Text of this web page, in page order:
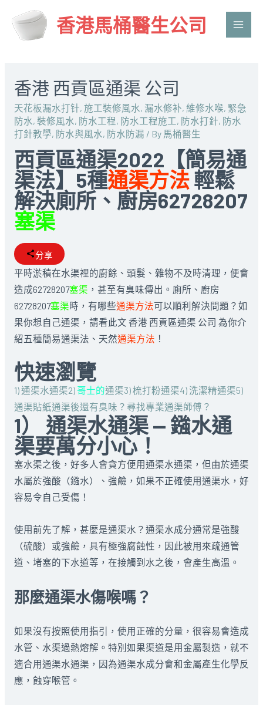
香港馬桶醫生公司
Main
香港 西貢區通渠 公司
天花板漏水打针, 施工裝修風水, 漏水修补, 維修水喉, 緊急
防水, 裝修風水, 防水工程, 防水工程施工, 防水打針, 防水
打針教學, 防水與風水, 防水防漏 / By 馬桶醫生
西貢區通渠2022【簡易通
渠法】5種通渠方法輕鬆
解決廁所、廚房62728207
塞渠
分享
平時淤積在水渠裡的廚餘、頭髮、雜物不及時清理，便會
造成62728207塞渠 ，甚至有臭味傳出。廁所、廚房
62728207塞渠時，有哪些通渠方法可以順利解決問題？如
果你想自己通渠，請看此文 香港 西貢區通渠 公司 為你介
紹五種簡易通渠法、天然通渠方法 ！
快速瀏覽
1) 通渠水通渠2)哥士的通渠3) 梳打粉通渠4) 洗潔精通渠5)
通渠貼紙通渠後還有臭味？ 尋找專業通渠師傅？
1） 通渠水通渠 — 鏹水通
渠要萬分小心！
塞水渠之後，好多人會貪方便用通渠水通渠，但由於通渠
水屬於強酸（鏹水）、強鹼，如果不正確使用通渠水，好
容易令自己受傷！
使用前先了解，甚麼是通渠水？通渠水成分通常是強酸
（硫酸）或強鹼，具有極強腐蝕性，因此被用來疏通管
道、堵塞的下水道等，在接觸到水之後，會產生高溫。
那麼通渠水傷喉嗎？
如果沒有按照使用指引，使用正確的分量，很容易會造成
水管、水渠過熱熔解。特別如果渠道是用金屬製造，就不
適合用通渠水通渠，因為通渠水成分會和金屬產生化學反
應，蝕穿喉管。